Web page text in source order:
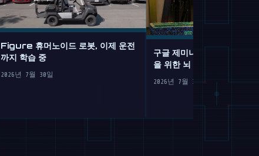
Figure 휴머노이드 로봇, 이제 운전
까지 학습 중
2026년 7월 30일
구글 제미나이 로보틱스 2:
을 위한 뇌 이식
2026년 7월 30일